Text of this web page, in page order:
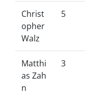
Christ
opher
Walz
5
Matthi
as Zah
n
3